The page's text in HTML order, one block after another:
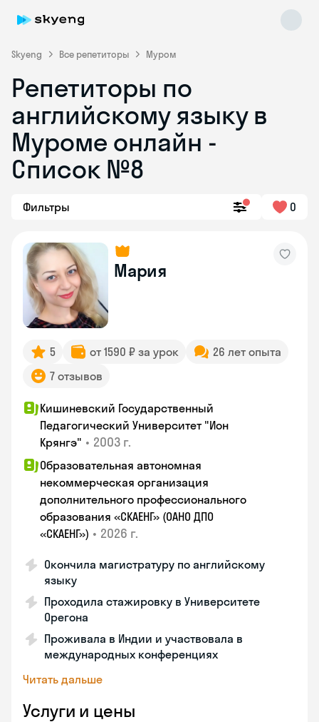
Skyeng Все репетиторы Муром
Репетиторы по
английскому языку в
Муроме онлайн -
Список №8
Фильтры 0
Мария
5 от 1590 ₽ за урок
26 лет опыта
7 отзывов
Кишиневский Государственный
Педагогический Университет "Ион
Крянгэ" • 2003 г.
Образовательная автономная
некоммерческая организация
дополнительного профессионального
образования «СКАЕНГ» (ОАНО ДПО
«СКАЕНГ») • 2026 г.
Окончила магистратуру по английскому
языку
Проходила стажировку в Университете
Орегона
Проживала в Индии и участвовала в
международных конференциях
Читать дальше
Услуги и цены